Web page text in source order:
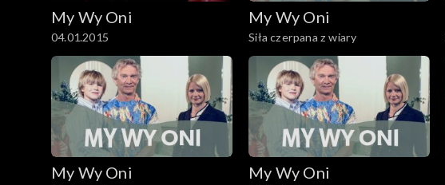
My Wy Oni
04.01.2015
My Wy Oni
Siła czerpana z wiary
My Wy Oni My Wy Oni